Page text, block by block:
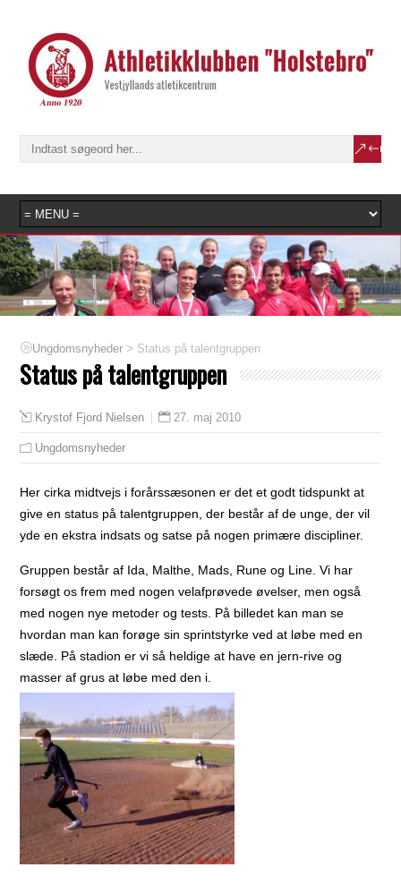
Ungdomsnyheder > Status på talentgruppen
Status på talentgruppen
Krystof Fjord Nielsen 27. maj 2010
Ungdomsnyheder
Her cirka midtvejs i forårssæsonen er det et godt tidspunkt at
give en status på talentgruppen, der består af de unge, der vil
yde en ekstra indsats og satse på nogen primære discipliner.
Gruppen består af Ida, Malthe, Mads, Rune og Line. Vi har
forsøgt os frem med nogen velafprøvede øvelser, men også
med nogen nye metoder og tests. På billedet kan man se
hvordan man kan forøge sin sprintstyrke ved at løbe med en
slæde. På stadion er vi så heldige at have en jern-rive og
masser af grus at løbe med den i.